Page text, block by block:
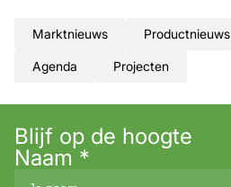
Marktnieuws Productnieuws
Agenda Projecten
Blijf op de hoogte
Naam *